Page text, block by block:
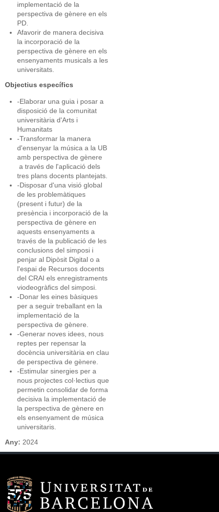
implementació de la
perspectiva de gènere en els
PD.
Afavorir de manera decisiva
la incorporació de la
perspectiva de gènere en els
ensenyaments musicals a les
universitats.
Objectius específics
-Elaborar una guia i posar a
disposició de la comunitat
universitària d'Arts i
Humanitats
-Transformar la manera
d'ensenyar la música a la UB
amb perspectiva de gènere
a través de l'aplicació dels
tres plans docents plantejats.
-Disposar d'una visió global
de les problemàtiques
(present i futur) de la
presència i incorporació de la
perspectiva de gènere en
aquests ensenyaments a
través de la publicació de les
conclusions del simposi i
penjar al Dipòsit Digital o a
l'espai de Recursos docents
del CRAI els enregistraments
viodeogràfics del simposi.
-Donar les eines bàsiques
per a seguir treballant en la
implementació de la
perspectiva de gènere.
-Generar noves idees, nous
reptes per repensar la
docència universitària en clau
de perspectiva de gènere.
-Estimular sinergies per a
nous projectes col·lectius que
permetin consolidar de forma
decisiva la implementació de
la perspectiva de gènere en
els ensenyament de música
universitaris.
Any: 2024